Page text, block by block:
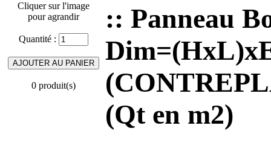
Cliquer sur l'image
pour agrandir
Quantité :
0 produit(s)
:: Panneau
(Qt en m2)